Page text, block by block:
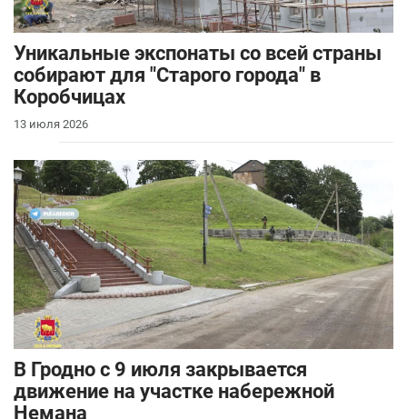
Уникальные экспонаты со всей страны
собирают для "Старого города" в
Коробчицах
13 июля 2026
В Гродно с 9 июля закрывается
движение на участке набережной
Немана